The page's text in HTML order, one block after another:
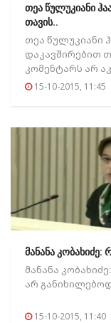
თეა წულუკიანი
თავის..
თეა წულუკიანი
დაკავშირებით
კომენტარს არ
15-10-2015, 11:45
მანანა კობახიძე:
მანანა
არ
15-10-2015, 11:40